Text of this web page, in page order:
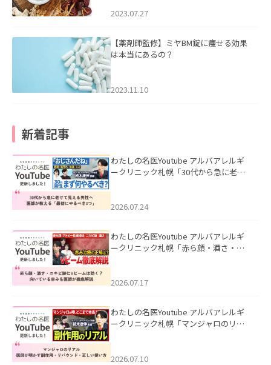
2023.07.27
【薬剤師監修】ミヤBM錠に痩せる効果
は本当にあるの？
2023.11.10
新着記事
わたしの名医Youtube アルバアレルギ
ークリニック札幌「30代から急に老け
た。
2026.07.24
わたしの名医Youtube アルバアレルギ
ークリニック札幌「赤ら顔・酒さ・ニ
した。
2026.07.17
わたしの名医Youtube アルバアレルギ
ークリニック札幌「マンジャロのリア
た。
2026.07.10